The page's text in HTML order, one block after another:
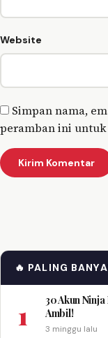
Website
Simpan nama,
peramban ini
🔥 PALING
1
30 Akun
Ambil!
3 minggu lalu